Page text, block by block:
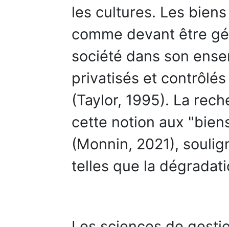
les cultures. Les
comme devant être
société dans son
privatisés et
(Taylor, 1995). La
cette notion aux
(Monnin, 2021),
telles que la